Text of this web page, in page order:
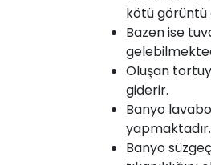
kötü görüntü
Bazen ise
Oluşan
giderir.
Banyo
yapmaktadır.
Banyo